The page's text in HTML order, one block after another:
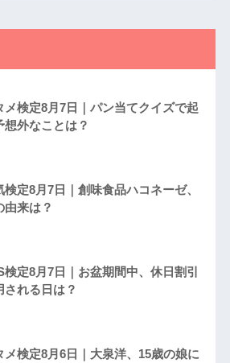
メ検定8月7日｜パン当てクイズで起
想外なことは？
検定8月7日｜創味食品ハコネーゼ、
由来は？
検定8月7日｜お盆期間中、休日割引
される日は？
メ検定8月6日｜大泉洋、15歳の娘に